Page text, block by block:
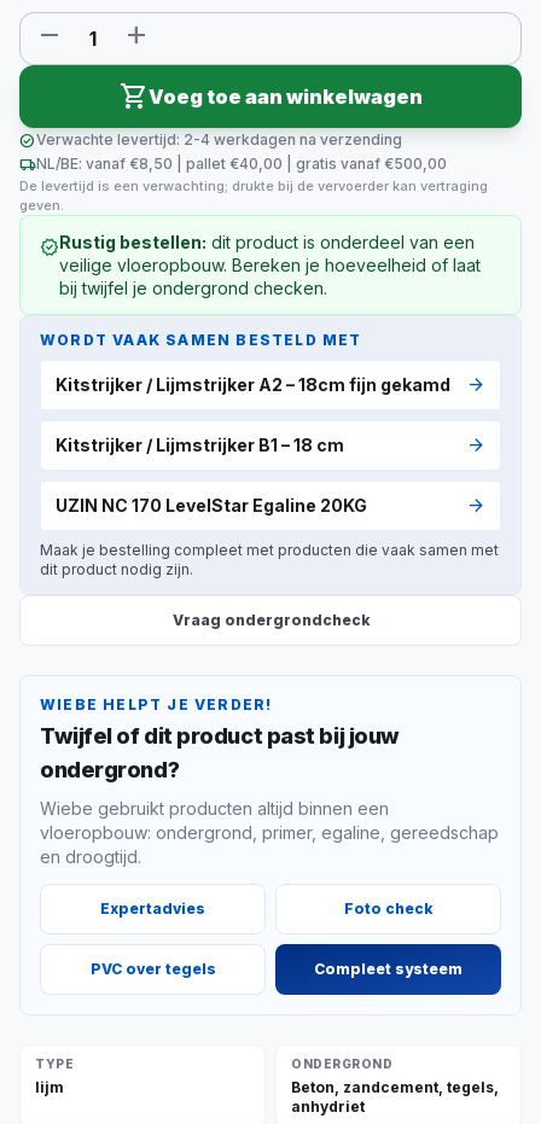
remove
add
shopping_cartVoeg toe aan winkelwagen
check_circleVerwachte levertijd: 2-4 werkdagen na verzending
local_shippingNL/BE: vanaf €8,50 | pallet €40,00 | gratis vanaf €500,00
De levertijd is een verwachting; drukte bij de vervoerder kan vertraging
geven.
verifiedRustig bestellen: dit product is onderdeel van een
veilige vloeropbouw. Bereken je hoeveelheid of laat
bij twijfel je ondergrond checken.
WORDT VAAK SAMEN BESTELD MET
Kitstrijker / Lijmstrijker A2 – 18cm fijn gekamd arrow_forward
Kitstrijker / Lijmstrijker B1 – 18 cm arrow_forward
UZIN NC 170 LevelStar Egaline 20KG arrow_forward
Maak je bestelling compleet met producten die vaak samen met
dit product nodig zijn.
Vraag ondergrondcheck
WIEBE HELPT JE VERDER!
Twijfel of dit product past bij jouw
ondergrond?
Wiebe gebruikt producten altijd binnen een
vloeropbouw: ondergrond, primer, egaline, gereedschap
en droogtijd.
Expertadvies Foto check
PVC over tegels Compleet systeem
TYPE
lijm
ONDERGROND
Beton, zandcement, tegels,
anhydriet